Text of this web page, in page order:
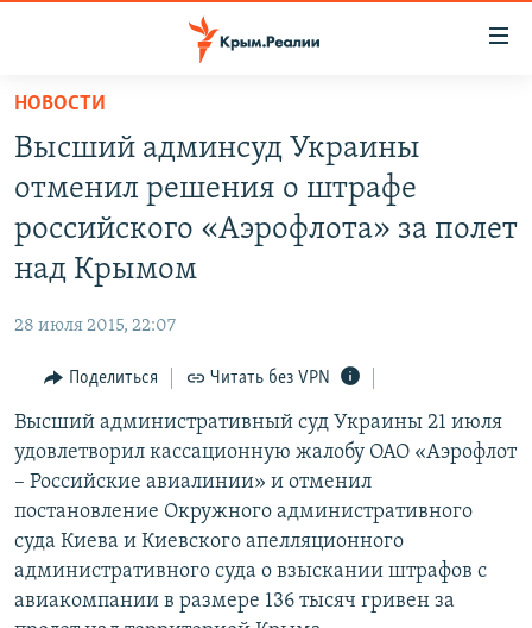
Вернуться
основному
содержанию
главной
Вернутся
поиску
СПЕЦПРОЕКТЫ
ГРУЗ 200
КАРТА ВОЕННЫХ ОБЪЕКТОВ КРЫМА
ИСТОРИЯ
ИНФОГРАФИКА
ТЕЛЕПРОЕКТ КРЫМ.РЕАЛИИ
СОВЕТЫ ПРАВОЗАЩИТНИКОВ
ПРОПАВШИЕ БЕЗ ВЕСТИ
ПОБЕДИТЕЛЕЙ НЕ СУДЯТ?
КРЫМ.НЕПОКОРЕННЫЙ
РАДІО СВОБОДА
КАК ОБОЙТИ БЛОКИРОВКУ
Українською
Qırımtatar
ПРИСОЕДИНЯЙТЕСЬ!
НОВОСТИ
Высший админсуд Украины
отменил решения о штрафе
российского «Аэрофлота» за полет
над Крымом
28 июля 2015, 22:07
Поделиться Читать без VPN
Высший административный суд Украины 21 июля
удовлетворил кассационную жалобу ОАО «Аэрофлот
– Российские авиалинии» и отменил
постановление Окружного административного
суда Киева и Киевского апелляционного
административного суда о взыскании штрафов с
авиакомпании в размере 136 тысяч гривен за